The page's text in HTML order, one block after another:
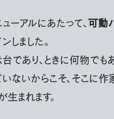
ーアルにあたって、可動
しました。
であり、ときに何物でも
ないからこそ、そこに
まれます。